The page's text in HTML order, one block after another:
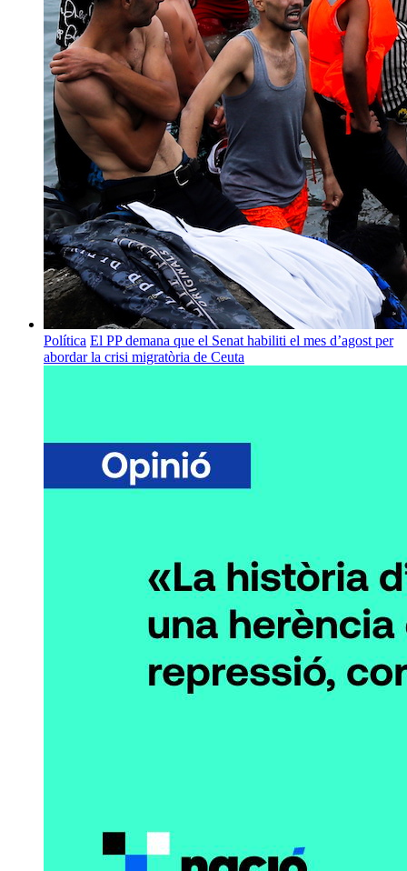
Política El PP demana que el Senat habiliti el mes d’agost per
abordar la crisi migratòria de Ceuta